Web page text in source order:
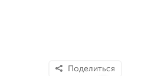
Поделиться